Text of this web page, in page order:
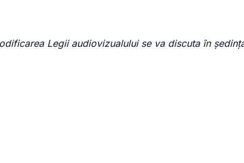
Legii audiovizualului se va discuta în